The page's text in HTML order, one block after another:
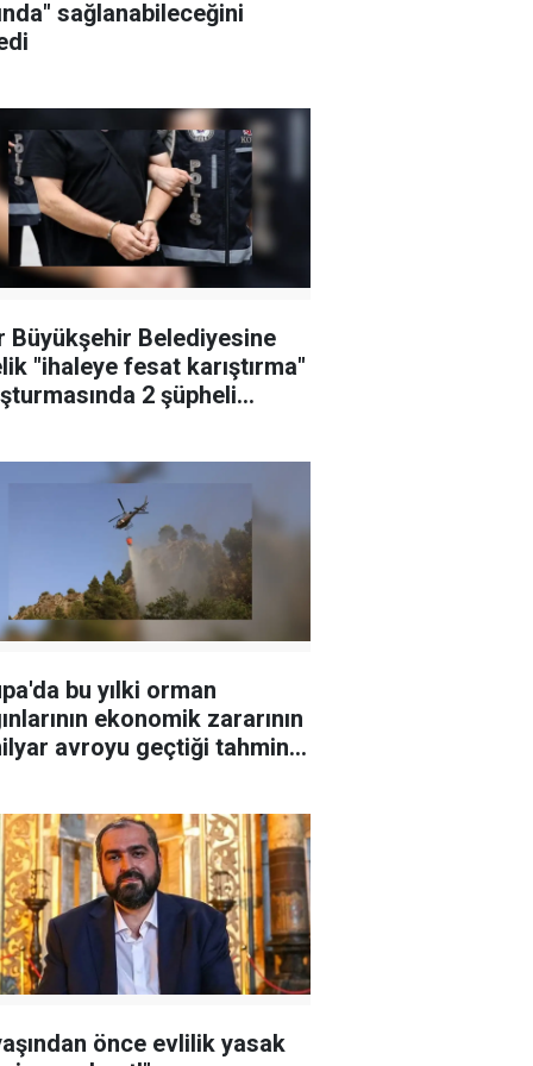
sağlanabileceğini
Büyükşehir Belediyesine
"ihaleye fesat karıştırma"
2 şüpheli
bu yılki orman
ekonomik zararının
avroyu geçtiği tahmin
önce evlilik yasak